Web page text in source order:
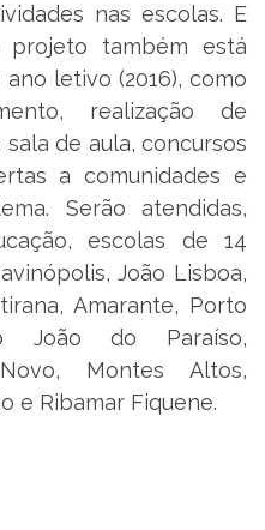
nas escolas. E
também está
letivo (2016), como
realização de
de aula, concursos
a comunidades e
Serão atendidas,
escolas de 14
João Lisboa,
Amarante, Porto
João do Paraíso,
Montes Altos,
e Ribamar Fiquene.